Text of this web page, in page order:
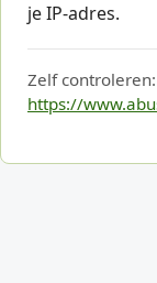
je IP-adres.
Zelf controleren:
https://